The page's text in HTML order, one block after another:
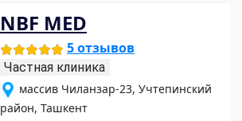
NBF MED
5 отзывов
Частная клиника
массив Чиланзар-23, Учтепинский
район, Ташкент